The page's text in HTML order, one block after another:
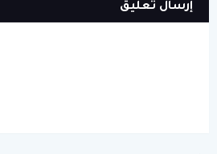
إرسال تعليق